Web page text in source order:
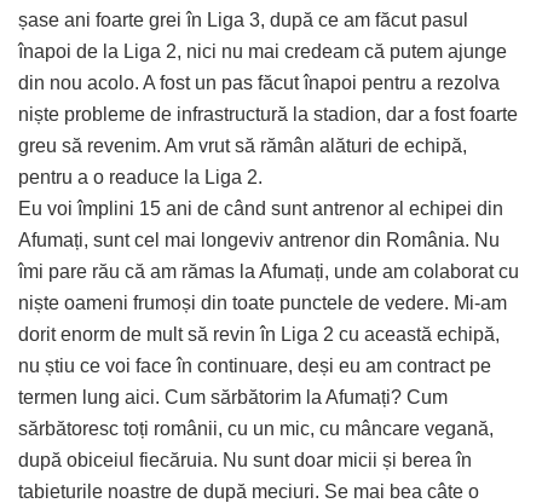
șase ani foarte grei în Liga 3, după ce am făcut pasul
înapoi de la Liga 2, nici nu mai credeam că putem ajunge
din nou acolo. A fost un pas făcut înapoi pentru a rezolva
niște probleme de infrastructură la stadion, dar a fost foarte
greu să revenim. Am vrut să rămân alături de echipă,
pentru a o readuce la Liga 2.
Eu voi împlini 15 ani de când sunt antrenor al echipei din
Afumați, sunt cel mai longeviv antrenor din România. Nu
îmi pare rău că am rămas la Afumați, unde am colaborat cu
niște oameni frumoși din toate punctele de vedere. Mi-am
dorit enorm de mult să revin în Liga 2 cu această echipă,
nu știu ce voi face în continuare, deși eu am contract pe
termen lung aici. Cum sărbătorim la Afumați? Cum
sărbătoresc toți românii, cu un mic, cu mâncare vegană,
după obiceiul fiecăruia. Nu sunt doar micii și berea în
tabieturile noastre de după meciuri. Se mai bea câte o